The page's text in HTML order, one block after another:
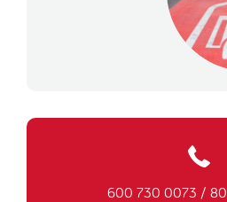
600 730 0073 /